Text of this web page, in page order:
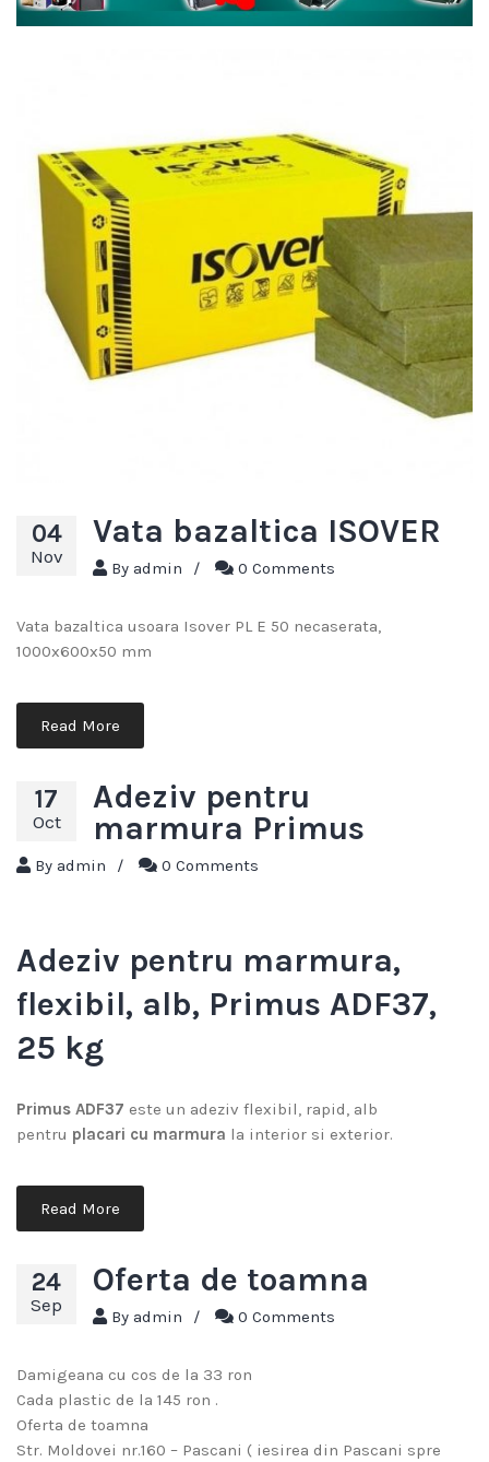
04
Nov
Vata bazaltica ISOVER
By admin / 0 Comments
Vata bazaltica usoara Isover PL E 50 necaserata,
1000x600x50 mm
Read More
17
Oct
Adeziv pentru
marmura Primus
By admin / 0 Comments
Adeziv pentru marmura,
flexibil, alb, Primus ADF37,
25 kg
Primus ADF37 este un adeziv flexibil, rapid, alb
pentru placari cu marmura la interior si exterior.
Read More
24
Sep
Oferta de toamna
By admin / 0 Comments
Damigeana cu cos de la 33 ron
Cada plastic de la 145 ron .
Oferta de toamna
Str. Moldovei nr.160 – Pascani ( iesirea din Pascani spre